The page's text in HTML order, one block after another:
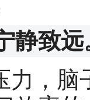
静致
力，脑